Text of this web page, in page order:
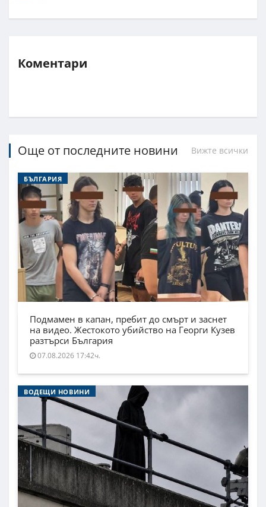
Коментари
Още от последните новини Вижте всички
БЪЛГАРИЯ
Подмамен в капан, пребит до смърт и заснет
на видео. Жестокото убийство на Георги Кузев
разтърси България
07.08.2026 17:42ч.
ВОДЕЩИ НОВИНИ